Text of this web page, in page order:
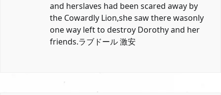
and herslaves had been scared away by
the Cowardly Lion,she saw there wasonly
one way left to destroy Dorothy and her
friends.ラブドール 激安